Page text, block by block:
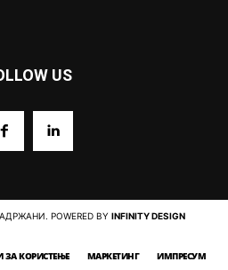
US
POWERED BY INFINITY DESIGN
ЗА КОРИСТЕЊЕ МАРКЕТИНГ ИМПРЕСУМ